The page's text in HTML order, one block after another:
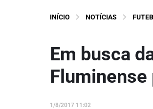
INÍCIO NOTÍCIAS
Em busca
1/8/2017 11:02